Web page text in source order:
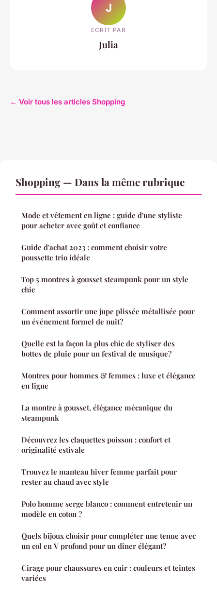
J
ECRIT PAR
Julia
← Voir tous les articles Shopping
Shopping — Dans la même rubrique
Mode et vêtement en ligne : guide d'une styliste
pour acheter avec goût et confiance
Guide d'achat 2023 : comment choisir votre
poussette trio idéale
Top 5 montres à gousset steampunk pour un style
chic
Comment assortir une jupe plissée métallisée pour
un événement formel de nuit?
Quelle est la façon la plus chic de styliser des
bottes de pluie pour un festival de musique?
Montres pour hommes & femmes : luxe et élégance
en ligne
La montre à gousset, élégance mécanique du
steampunk
Découvrez les claquettes poisson : confort et
originalité estivale
Trouvez le manteau hiver femme parfait pour
rester au chaud avec style
Polo homme serge blanco : comment entretenir un
modèle en coton ?
Quels bijoux choisir pour compléter une tenue avec
un col en V profond pour un dîner élégant?
Cirage pour chaussures en cuir : couleurs et teintes
variées